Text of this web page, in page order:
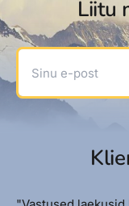
Liitu
Sinu e-post